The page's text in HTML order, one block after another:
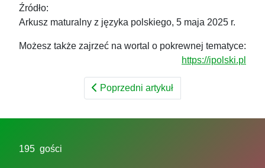
Źródło:
Arkusz maturalny z języka polskiego, 5 maja 2025 r.
Możesz także zajrzeć na wortal o pokrewnej tematyce:
https://ipolski.pl
Poprzedni artykuł
195 gości